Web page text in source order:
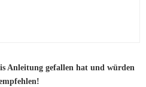
Anleitung gefallen hat und würden